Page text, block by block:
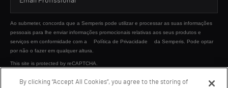
Ao submeter, concorda que a Semperis pode utilizar e processar as suas informações
pessoais para lhe enviar informações promocionais relativas aos seus produtos e
serviços em conformidade com a
Política de Privacidade
da Semperis. Pode optar
por não o fazer em qualquer altura.
This site is protected by reCAPTCHA.
By clicking “Accept All Cookies”, you agree to the storing of